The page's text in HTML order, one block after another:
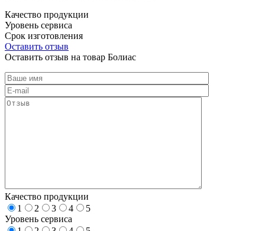
Качество продукции
Уровень сервиса
Срок изготовления
Оставить отзыв
Оставить отзыв на товар Болиас
Качество продукции
1
2 3 4
5
Уровень сервиса